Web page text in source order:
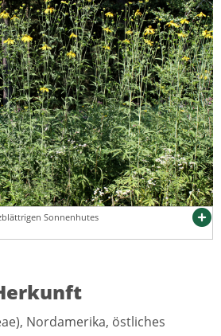
Sonnenhutes
Nordamerika, östliches